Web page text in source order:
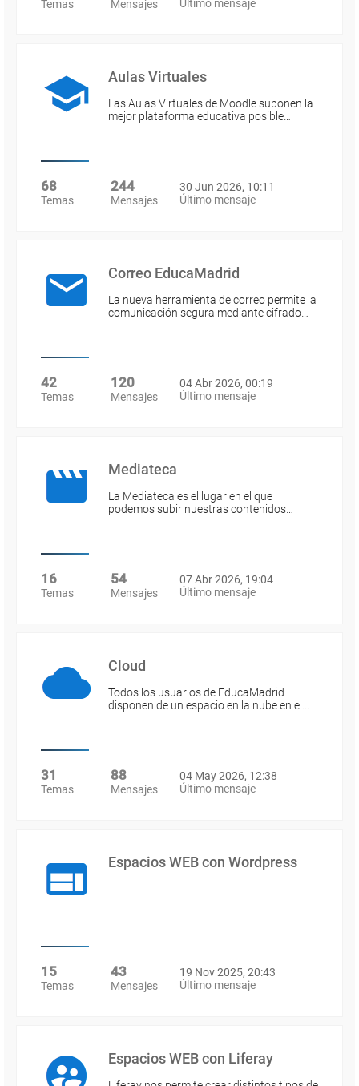
Temas Mensajes
Último mensaje
Aulas Virtuales
Las Aulas Virtuales de Moodle suponen la
mejor plataforma educativa posible…
68
Temas
244
Mensajes
30 Jun 2026, 10:11
Último mensaje
Correo EducaMadrid
La nueva herramienta de correo permite la
comunicación segura mediante cifrado…
42
Temas
120
Mensajes
04 Abr 2026, 00:19
Último mensaje
Mediateca
La Mediateca es el lugar en el que
podemos subir nuestras contenidos…
16
Temas
54
Mensajes
07 Abr 2026, 19:04
Último mensaje
Cloud
Todos los usuarios de EducaMadrid
disponen de un espacio en la nube en el…
31
Temas
88
Mensajes
04 May 2026, 12:38
Último mensaje
Espacios WEB con Wordpress
15
Temas
43
Mensajes
19 Nov 2025, 20:43
Último mensaje
Espacios WEB con Liferay